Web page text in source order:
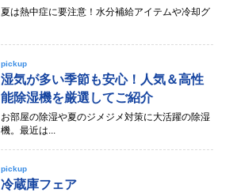
夏は熱中症に要注意！水分補給アイテムや冷却グ
pickup
湿気が多い季節も安心！人気＆高性
能除湿機を厳選してご紹介
お部屋の除湿や夏のジメジメ対策に大活躍の除湿
機。最近は...
pickup
冷蔵庫フェア